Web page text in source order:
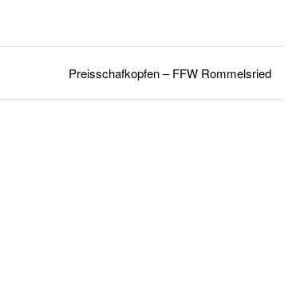
Preisschafkopfen – FFW Rommelsried